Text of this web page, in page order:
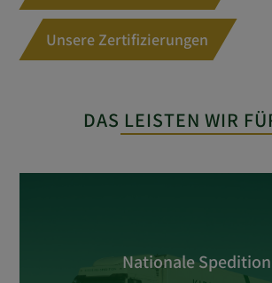
Unsere Zertifizierungen
DAS LEISTEN WIR
Nationale Spedition